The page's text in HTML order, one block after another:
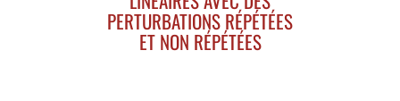
PERTURBATIONS RÉPÉTÉES
ET NON RÉPÉTÉES